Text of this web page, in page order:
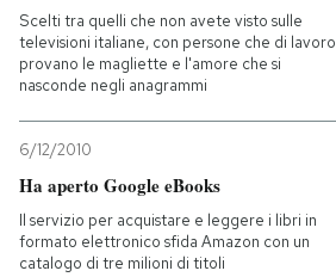
Scelti tra quelli che non avete visto sulle
televisioni italiane, con persone che di lavoro
provano le magliette e l'amore che si
nasconde negli anagrammi
6/12/2010
Ha aperto Google eBooks
Il servizio per acquistare e leggere i libri in
formato elettronico sfida Amazon con un
catalogo di tre milioni di titoli